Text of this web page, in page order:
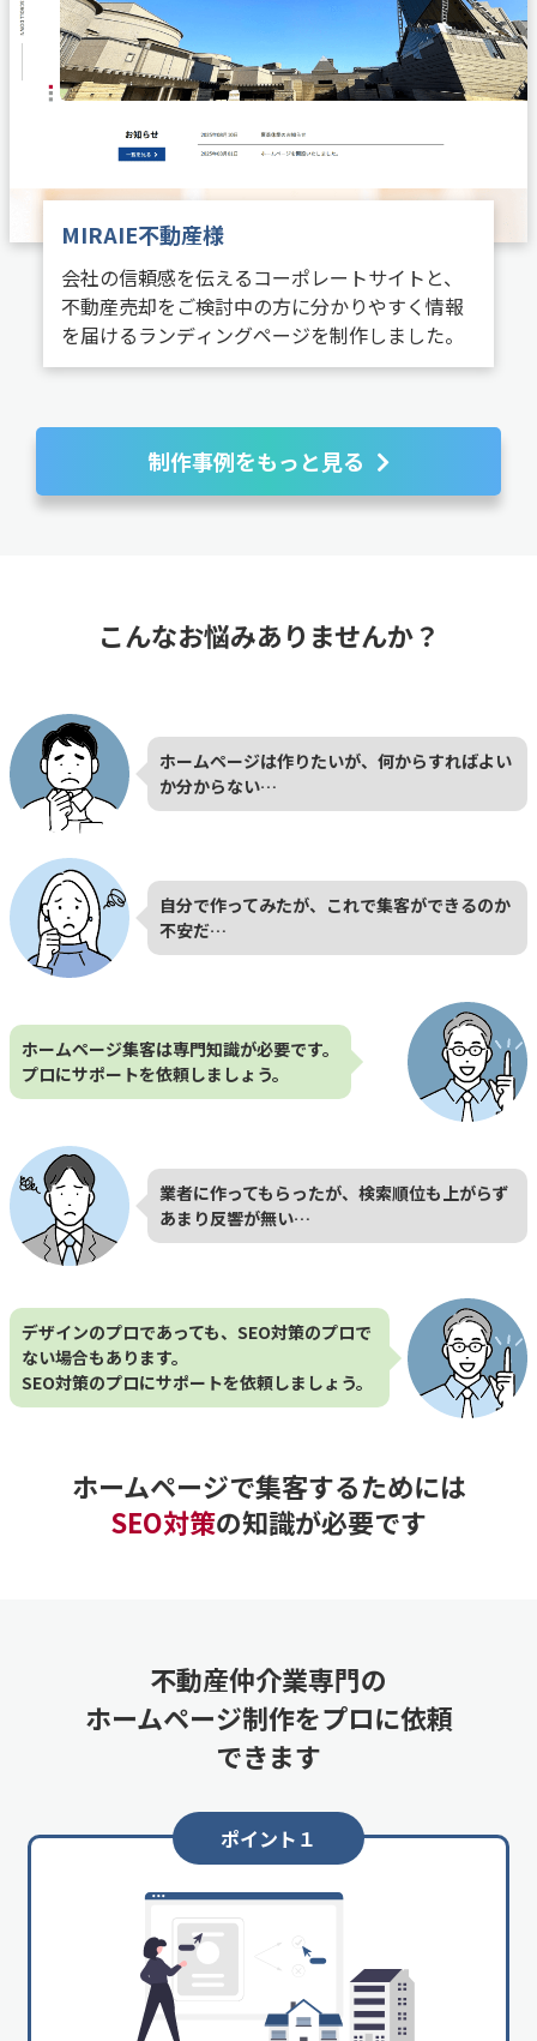
MIRAIE不動産様
会社の信頼感を伝えるコーポレートサイトと、
不動産売却をご検討中の方に分かりやすく情報
を届けるランディングページを制作しました。
制作事例をもっと見る
こんなお悩みありませんか？
ホームページは作りたいが、何からすればよい
か分からない…
自分で作ってみたが、これで集客ができるのか
不安だ…
ホームページ集客は専門知識が必要です。
プロにサポートを依頼しましょう。
業者に作ってもらったが、検索順位も上がらず
あまり反響が無い…
デザインのプロであっても、SEO対策のプロで
ない場合もあります。
SEO対策のプロにサポートを依頼しましょう。
ホームページで集客するためには
SEO対策の知識が必要です
不動産仲介業専門の
ホームページ制作をプロに依頼
できます
ポイント１